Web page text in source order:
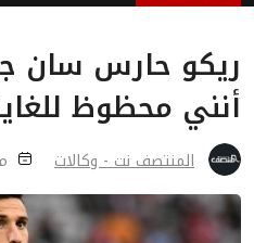
ريكو حارس سان
أنني محظوظ
المنتصف نت - وكالات